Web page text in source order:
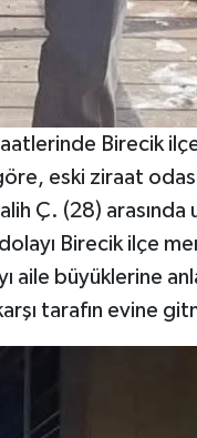
Birecik
eski ziraat
Ç. (28)
Birecik ilçe
aile büyüklerine
tarafın evine